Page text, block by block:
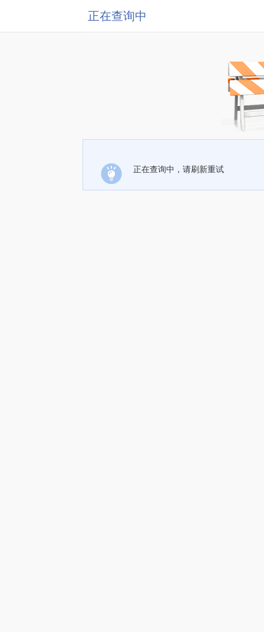
正在查询中
正在查询中，请刷新重试